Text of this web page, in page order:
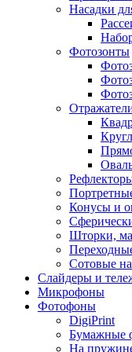
Насадки
Фотозонты
Конусы и
Шторки,
Сотовые
Слайдеры и
Микрофоны
Фотофоны
DigiPrint
Бумажные
На